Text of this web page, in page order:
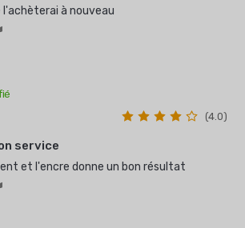
l'achèterai à nouveau
(4.0)
service
et l'encre donne un bon résultat